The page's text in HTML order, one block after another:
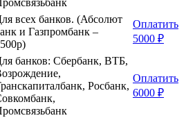
всех банков. (Абсолют
и Газпромбанк –
Оплатить
5000 ₽
банков: Сбербанк, ВТБ,
Росбанк,
Оплатить
6000 ₽